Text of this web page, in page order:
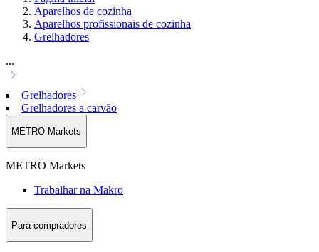
Aparelhos de cozinha
Aparelhos profissionais de cozinha
Grelhadores
...
Grelhadores
Grelhadores a carvão
METRO Markets
METRO Markets
Trabalhar na Makro
Para compradores